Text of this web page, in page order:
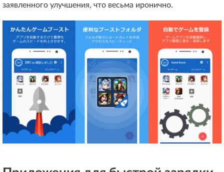
заявленного улучшения, что весьма иронично.